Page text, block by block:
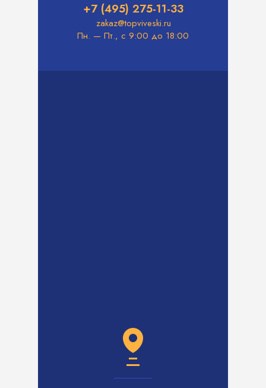
+7 (495) 275-11-33
zakaz@topviveski.ru
Пн. — Пт., с 9:00 до 18:00